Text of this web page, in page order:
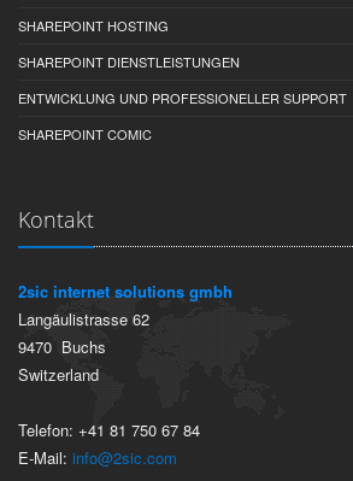
SHAREPOINT HOSTING
SHAREPOINT DIENSTLEISTUNGEN
ENTWICKLUNG UND PROFESSIONELLER SUPPORT
SHAREPOINT COMIC
Kontakt
2sic internet solutions gmbh
Langäulistrasse 62
9470 Buchs
Switzerland
Telefon: +41 81 750 67 84
E-Mail: info@2sic.com